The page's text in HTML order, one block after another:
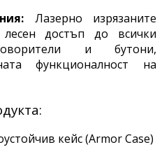
Лазерно изрязаните
лесен достъп до всички
и бутони,
функционалност на
кейс (Armor Case)